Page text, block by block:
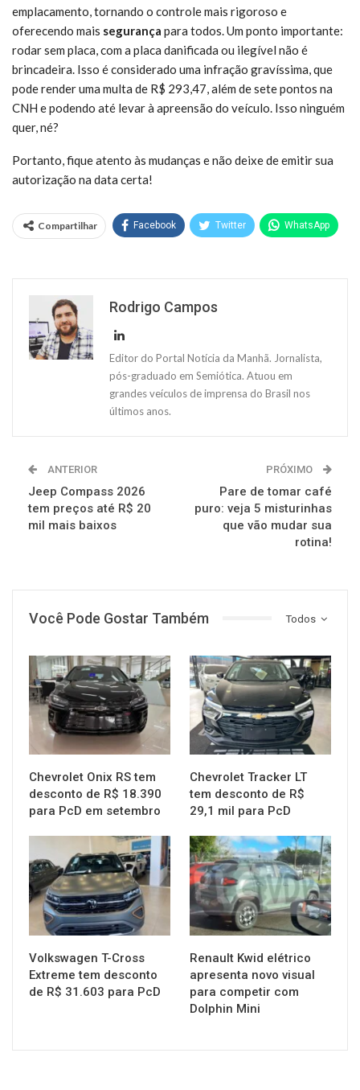
emplacamento, tornando o controle mais rigoroso e
oferecendo mais segurança para todos. Um ponto importante:
rodar sem placa, com a placa danificada ou ilegível não é
brincadeira. Isso é considerado uma infração gravíssima, que
pode render uma multa de R$ 293,47, além de sete pontos na
CNH e podendo até levar à apreensão do veículo. Isso ninguém
quer, né?
Portanto, fique atento às mudanças e não deixe de emitir sua
autorização na data certa!
Compartilhar Facebook Twitter WhatsApp
Rodrigo Campos
Editor do Portal Notícia da Manhã. Jornalista,
pós-graduado em Semiótica. Atuou em
grandes veículos de imprensa do Brasil nos
últimos anos.
ANTERIOR
Jeep Compass 2026
tem preços até R$ 20
mil mais baixos
PRÓXIMO
Pare de tomar café
puro: veja 5 misturinhas
que vão mudar sua
rotina!
Todos
Você Pode Gostar Também
MUNDO AUTOMOTIVO
Chevrolet Onix RS tem
desconto de R$ 18.390
para PcD em setembro
MUNDO AUTOMOTIVO
Chevrolet Tracker LT
tem desconto de R$
29,1 mil para PcD
MUNDO AUTOMOTIVO
Volkswagen T-Cross
Extreme tem desconto
de R$ 31.603 para PcD
MUNDO AUTOMOTIVO
Renault Kwid elétrico
apresenta novo visual
para competir com
Dolphin Mini